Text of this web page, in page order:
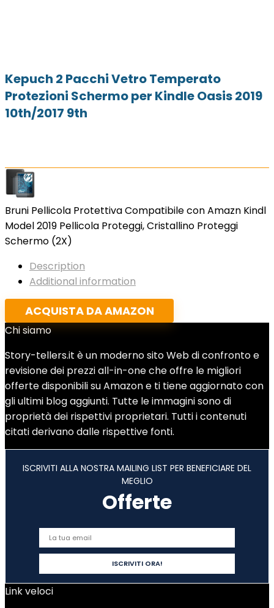
Kepuch 2 Pacchi Vetro Temperato
Protezioni Schermo per Kindle Oasis 2019
10th/2017 9th
Bruni Pellicola Protettiva Compatibile con Amazn Kindl
Model 2019 Pellicola Proteggi, Cristallino Proteggi
Schermo (2X)
Description
Additional information
ACQUISTA DA AMAZON
Chi siamo
Story-tellers.it è un moderno sito Web di confronto e
revisione dei prezzi all-in-one che offre le migliori
offerte disponibili su Amazon e ti tiene aggiornato con
gli ultimi blog aggiunti. Tutte le immagini sono di
proprietà dei rispettivi proprietari. Tutti i contenuti
citati derivano dalle rispettive fonti.
ISCRIVITI ALLA NOSTRA MAILING LIST PER BENEFICIARE DEL
MEGLIO
Offerte
Link veloci